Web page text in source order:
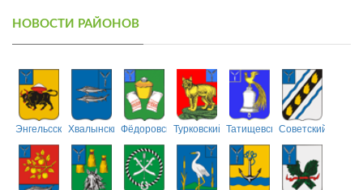
НОВОСТИ РАЙОНОВ
ЭнгельсскийХвалынскийФёдоровскийТурковский ТатищевскийСоветский